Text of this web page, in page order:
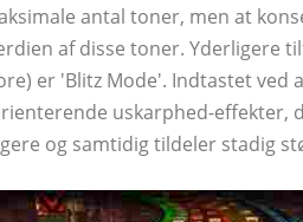
antal toner, men at
af ​​disse toner. Yderligere
er 'Blitz Mode'. Indtastet
uskarphed-
og samtidig tildeler stadig